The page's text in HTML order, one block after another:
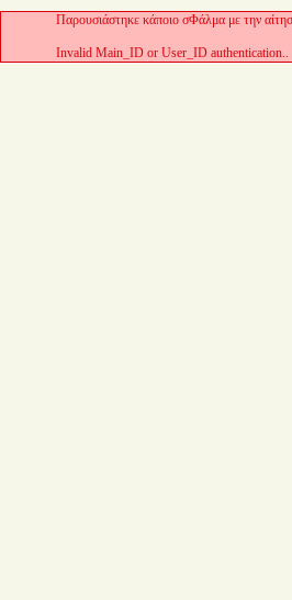
Παρουσιάστηκε κάποιο σΦάλμα με την
Invalid Main_ID or User_ID authentication..